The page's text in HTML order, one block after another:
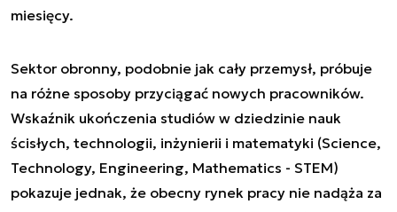
miesięcy.
Sektor obronny, podobnie jak cały przemysł, próbuje
na różne sposoby przyciągać nowych pracowników.
Wskaźnik ukończenia studiów w dziedzinie nauk
ścisłych, technologii, inżynierii i matematyki (Science,
Technology, Engineering, Mathematics - STEM)
pokazuje jednak, że obecny rynek pracy nie nadąża za